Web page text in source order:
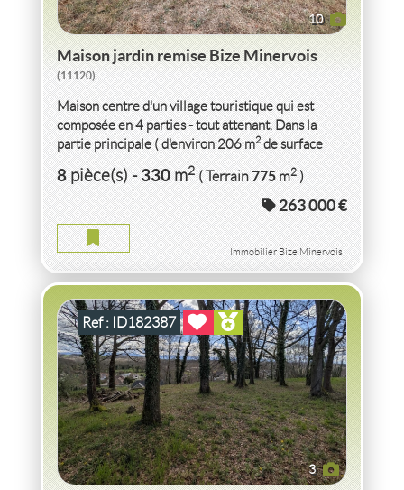
10
Maison jardin remise Bize Minervois
(11120)
Maison centre d'un village touristique qui est
composée en 4 parties - tout attenant. Dans la
partie principale ( d'environ 206 m2de surface
habitable) au rdc -...
8pièce(s)-330m2 ( Terrain775m2)
263 000 €
Immobilier Bize Minervois
3
Ref : ID182387
VENTETERRAINHAUT DE LEELEE(64320)
TERRAIN HAUT DE LEE LEE
Terrain1 854m2